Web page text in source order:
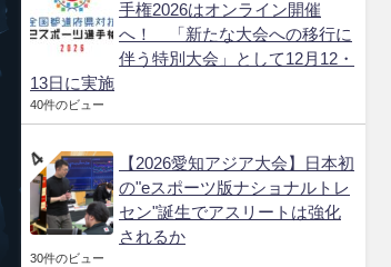
手権2026はオンライン開催
へ！ 「新たな大会への移行に
伴う特別大会」として12月12・
13日に実施
40件のビュー
【2026愛知アジア大会】日本初
の"eスポーツ版ナショナルトレ
セン"誕生でアスリートは強化
されるか
30件のビュー